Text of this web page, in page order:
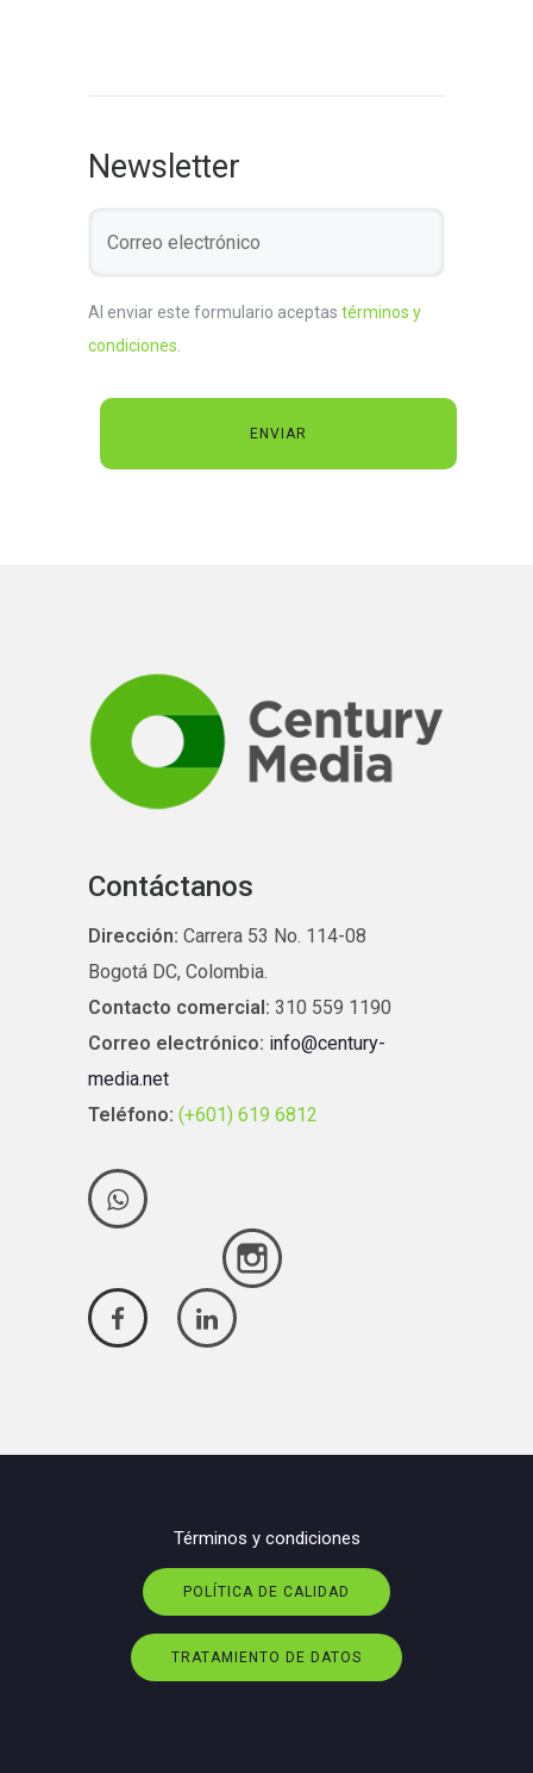
Newsletter
Al enviar este formulario aceptas términos y
condiciones
Contáctanos
Dirección: Carrera 53 No. 114-08
Bogotá DC, Colombia.
Contacto comercial: 310 559 1190
Correo electrónico: info@century-
media.net
Teléfono: (+601) 619 6812
Términos y condiciones
POLÍTICA DE CALIDAD
TRATAMIENTO DE DATOS